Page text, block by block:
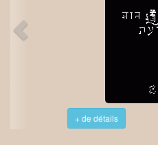
+ de détails